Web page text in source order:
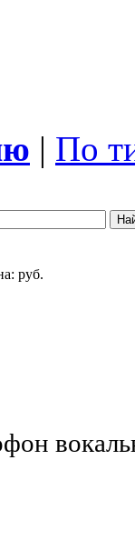
| По
руб.